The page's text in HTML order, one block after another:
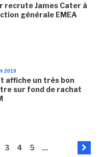
recrute James Cater à
générale EMEA
2019
affiche un très bon
sur fond de rachat
3 4 5 ...